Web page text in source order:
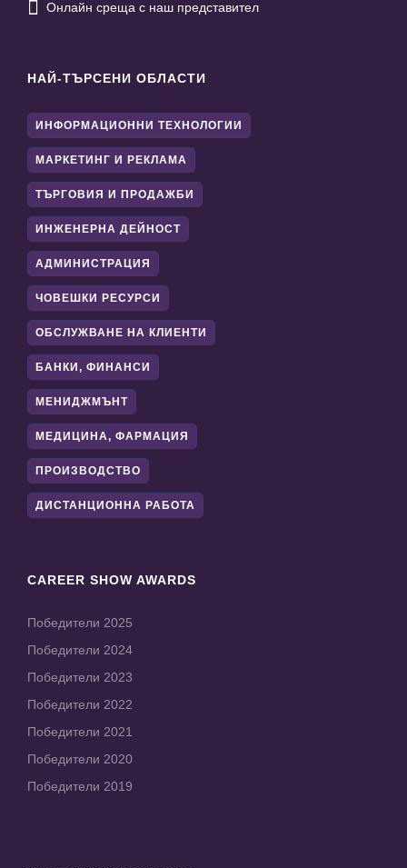
 Онлайн среща с наш представител
НАЙ-ТЪРСЕНИ ОБЛАСТИ
ИНФОРМАЦИОННИ ТЕХНОЛОГИИ
МАРКЕТИНГ И РЕКЛАМА
ТЪРГОВИЯ И ПРОДАЖБИ
ИНЖЕНЕРНА ДЕЙНОСТ
АДМИНИСТРАЦИЯ
ЧОВЕШКИ РЕСУРСИ
ОБСЛУЖВАНЕ НА КЛИЕНТИ
БАНКИ, ФИНАНСИ
МЕНИДЖМЪНТ
МЕДИЦИНА, ФАРМАЦИЯ
ПРОИЗВОДСТВО
ДИСТАНЦИОННА РАБОТА
CAREER SHOW AWARDS
Победители 2025
Победители 2024
Победители 2023
Победители 2022
Победители 2021
Победители 2020
Победители 2019